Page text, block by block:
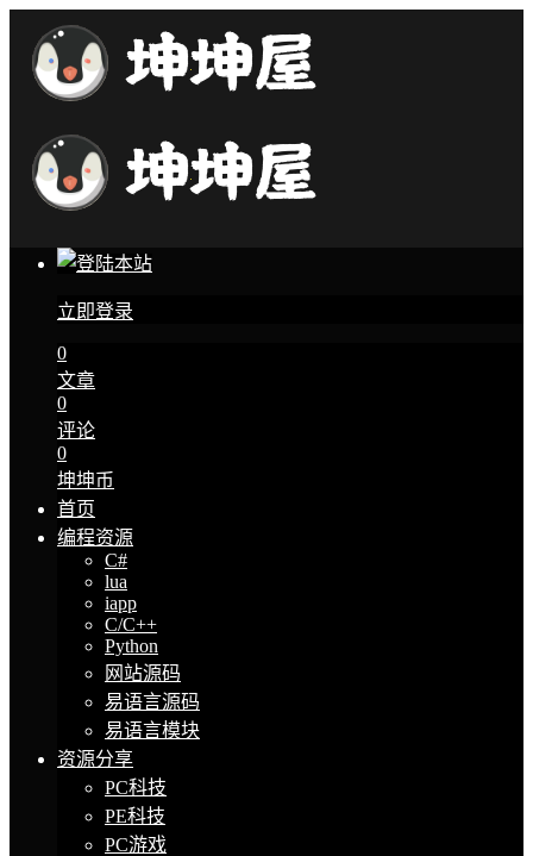
立即登录
0
文章
0
评论
0
坤坤币
首页
编程资源
C#
lua
iapp
C/C++
Python
网站源码
易语言源码
易语言模块
资源分享
PC科技
PE科技
PC游戏